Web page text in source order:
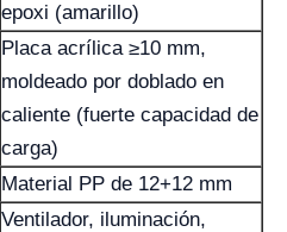
epoxi (amarillo)
Placa acrílica ≥10 mm,
moldeado por doblado en
caliente (fuerte capacidad de
carga)
Material PP de 12+12 mm
Ventilador, iluminación,